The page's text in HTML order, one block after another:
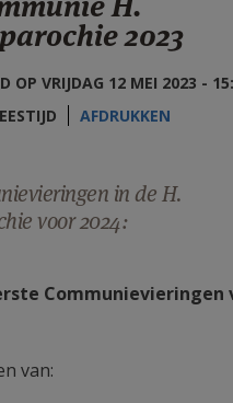
OF
2023
OP VRIJDAG 12 MEI 2023 -
AFDRUKKEN
in de H.
voor 2024:
Communievieringen
van: